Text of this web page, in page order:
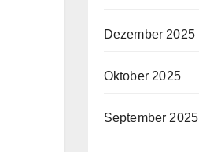
Dezember 2025
Oktober 2025
September 2025